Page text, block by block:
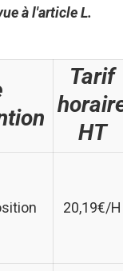
à l'article L.
Tarif
HT
20,19€/H